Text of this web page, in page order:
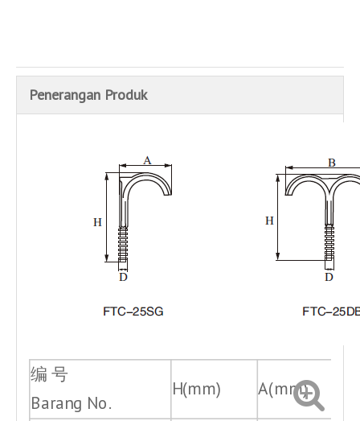
Penerangan Produk
编 号
Barang No.
H(mm) A(mm)